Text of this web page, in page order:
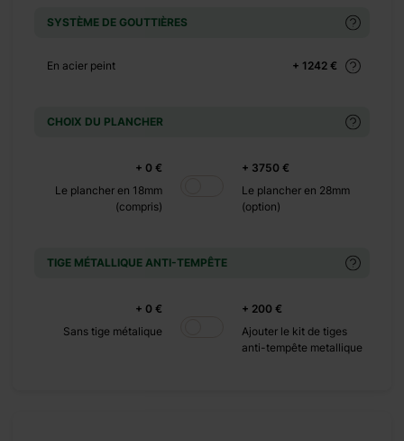
SYSTÈME DE GOUTTIÈRES
+ 1242 €
En acier peint
CHOIX DU PLANCHER
+ 0 €
Le plancher en 18mm
(compris)
+ 3750 €
Le plancher en 28mm
(option)
TIGE MÉTALLIQUE ANTI-TEMPÊTE
+ 0 €
Sans tige métalique
+ 200 €
Ajouter le kit de tiges
anti-tempête metallique
+ 0 €